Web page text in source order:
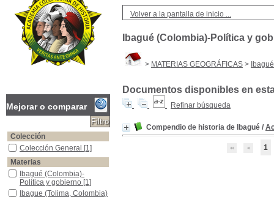
Volver a la pantalla de inicio ...
Ibagué (Colombia)-Política y
> MATERIAS GEOGRÁFICAS >
Documentos disponibles en
Refinar búsqueda
Compendio de historia de Ibagué /
1
Mejorar o comparar
Colección
Colección General
Colección General [1]
Materias
Ibagué (Colombia)-Política y gobierno
Ibagué (Colombia)-
Política y gobierno [1]
Ibague (Tolima, Colombia) -- Historia
Ibague (Tolima, Colombia)